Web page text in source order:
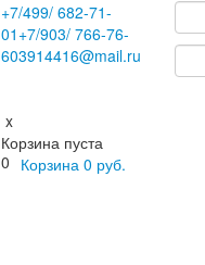
+7/499/ 682-71-
01 +7/903/ 766-76-
603914416@mail.ru
x
Корзина пуста
0 Корзина 0 руб.